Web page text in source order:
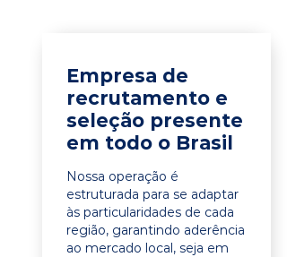
Empresa de
recrutamento e
seleção presente
em todo o Brasil
Nossa operação é
estruturada para se adaptar
às particularidades de cada
região, garantindo aderência
ao mercado local, seja em